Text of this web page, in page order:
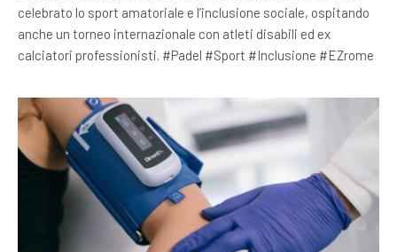
celebrato lo sport amatoriale e l’inclusione sociale, ospitando
anche un torneo internazionale con atleti disabili ed ex
calciatori professionisti. #Padel #Sport #Inclusione #EZrome